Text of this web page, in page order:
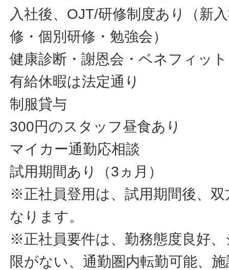
入社後、OJT/研修制度あり（新
修・個別研修・勉強会）
健康診断・謝恩会・ベネフィット
有給休暇は法定通り
制服貸与
300円のスタッフ昼食あり
マイカー通勤応相談
試用期間あり（3ヵ月）
※正社員登用は、試用期間後、
なります。
※正社員要件は、勤務態度良好
限がない、通勤圏内転勤可能、